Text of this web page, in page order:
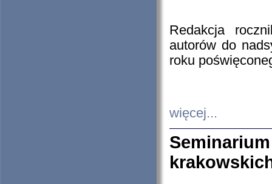
Redakcja
autorów do
roku
więcej...